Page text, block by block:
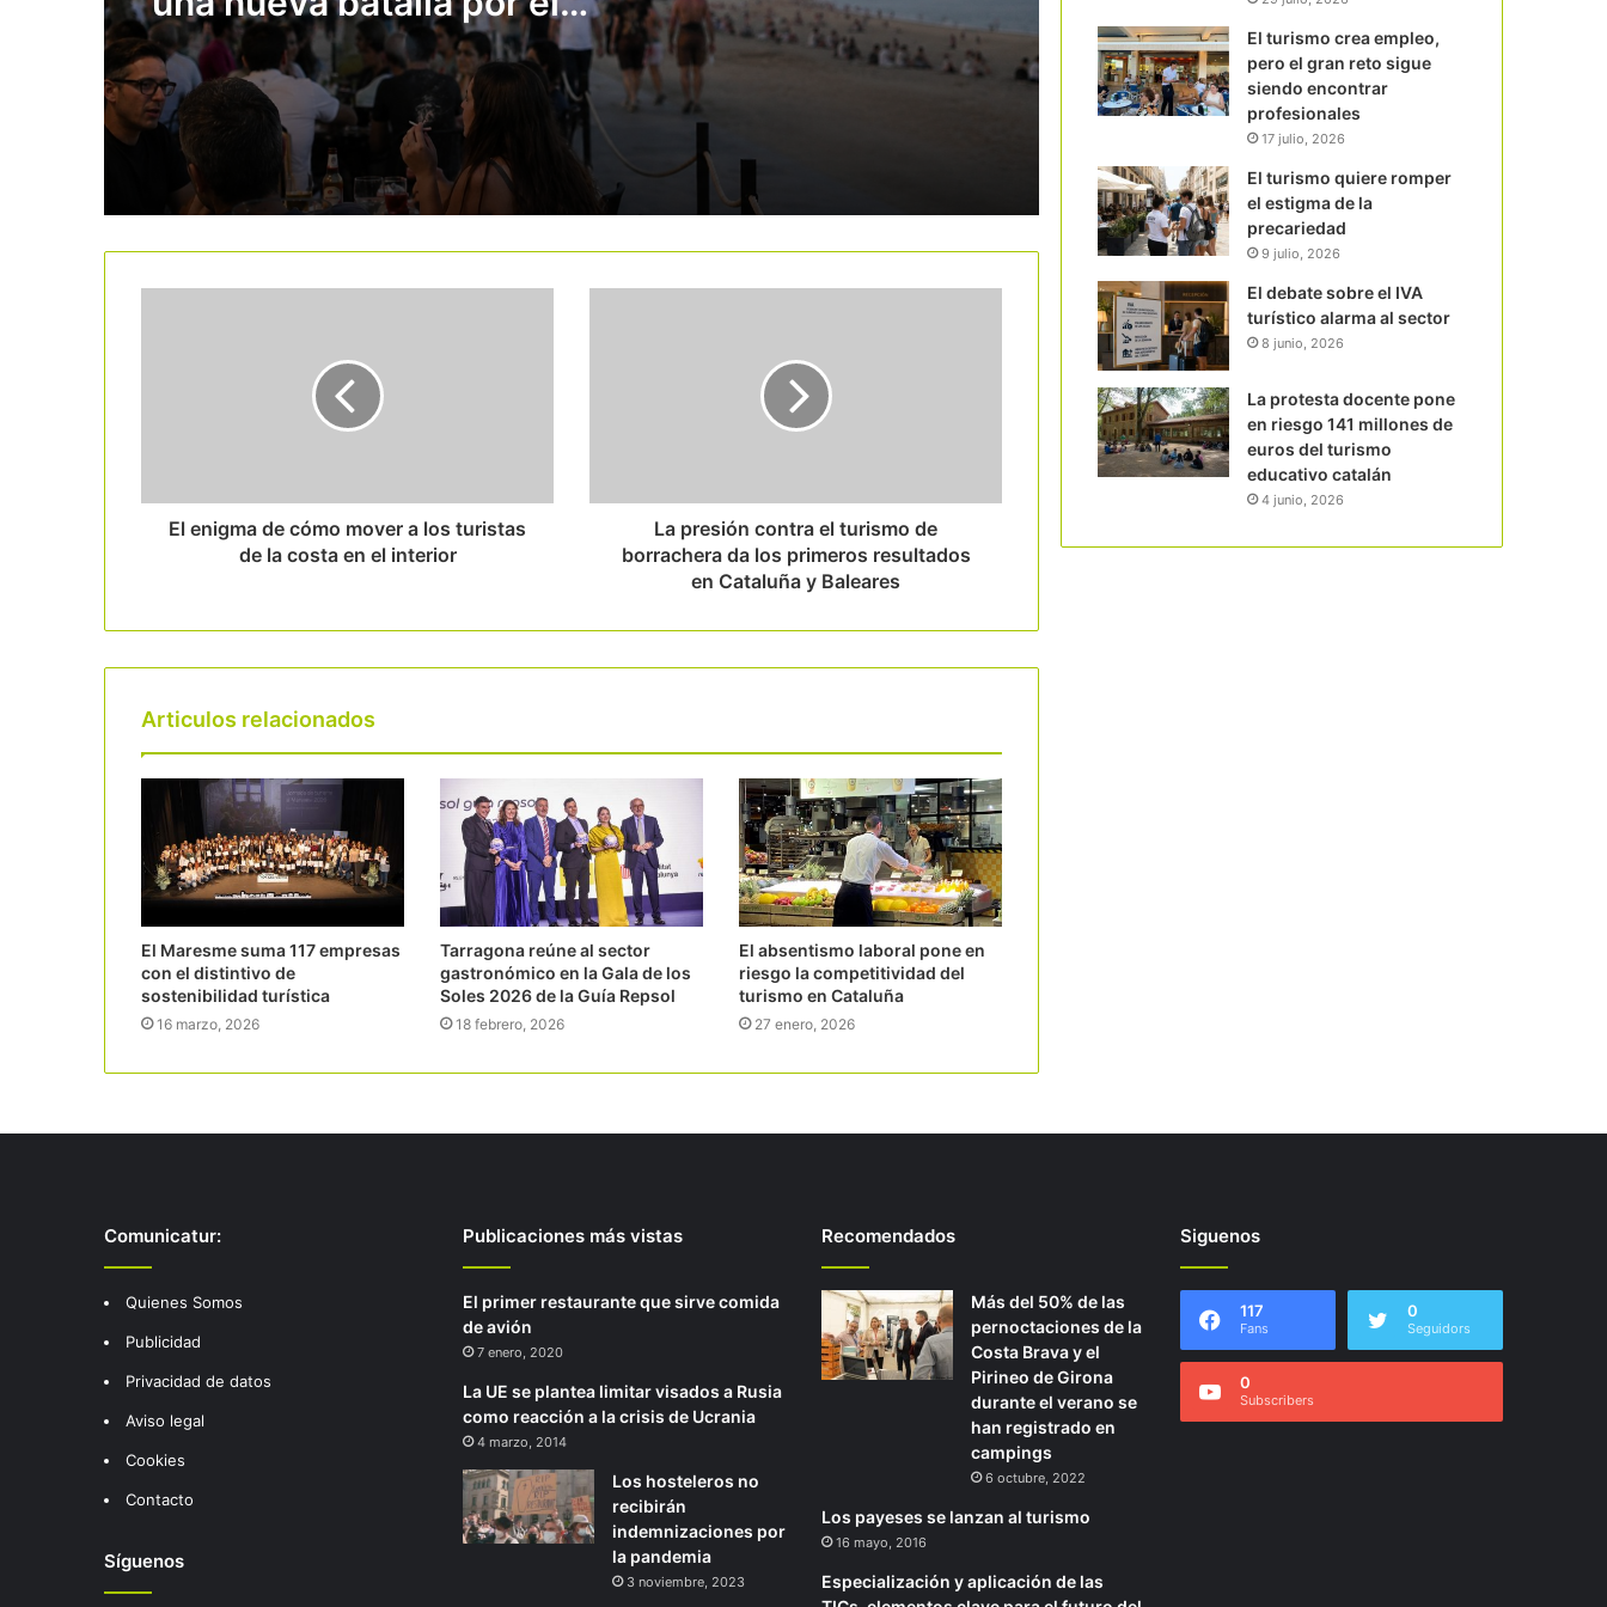
tabaco: la prohibición llegará
también a terrazas y playas
turismo como sector clave de
Tarragona
energética del sector turístico
Airbnb lanza su programa de
Cataluña en Molins de Rei
Jet2holidays supera los 1.500 hoteles
El enigma de cómo mover a los turistas
de la costa en el interior
La presión contra el turismo de
borrachera da los primeros resultados
en Cataluña y Baleares
Articulos relacionados
El Maresme suma 117 empresas
con el distintivo de
sostenibilidad turística
16 marzo, 2026
Tarragona reúne al sector
gastronómico en la Gala de los
Soles 2026 de la Guía Repsol
18 febrero, 2026
El absentismo laboral pone en
riesgo la competitividad del
turismo en Cataluña
27 enero, 2026
El turismo crea empleo,
pero el gran reto sigue
siendo encontrar
profesionales
17 julio, 2026
El turismo quiere romper
el estigma de la
precariedad
9 julio, 2026
El debate sobre el IVA
turístico alarma al sector
8 junio, 2026
La protesta docente pone
en riesgo 141 millones de
euros del turismo
educativo catalán
4 junio, 2026
Comunicatur:
Quienes Somos
Publicidad
Privacidad de datos
Aviso legal
Cookies
Contacto
Síguenos
Publicaciones más vistas
El primer restaurante que sirve comida
de avión
7 enero, 2020
La UE se plantea limitar visados a Rusia
como reacción a la crisis de Ucrania
4 marzo, 2014
Los hosteleros no
recibirán
indemnizaciones por
la pandemia
3 noviembre, 2023
Recomendados
Más del 50% de las
pernoctaciones de la
Costa Brava y el
Pirineo de Girona
durante el verano se
han registrado en
campings
6 octubre, 2022
Los payeses se lanzan al turismo
16 mayo, 2016
Especialización y aplicación de las
Siguenos
117
Fans
0
Seguidors
0
Subscribers